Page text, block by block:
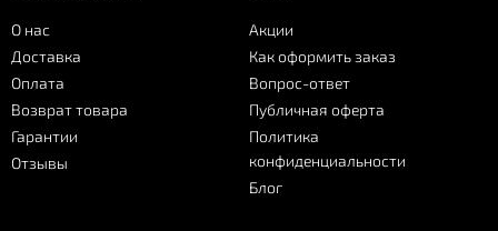
О нас
Доставка
Оплата
Возврат товара
Гарантии
Отзывы
Акции
Как оформить заказ
Вопрос-ответ
Публичная оферта
Политика
конфиденциальности
Блог